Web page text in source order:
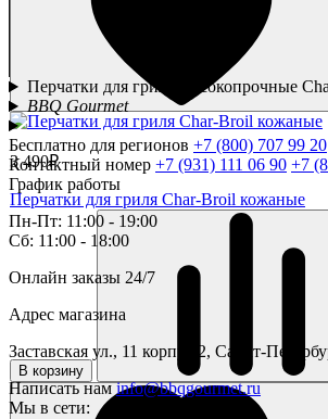
3 490₽
Перчатки для гриля Char-Broil кожаные
В корзину
Перчатки для гриля высокопрочные
BBQ Gourmet
Бесплатно для регионов +7 (800) 707 99 20
Контактный номер +7 (931) 111 06 90 +7
График работы
Пн-Пт: 11:00 - 19:00
Сб: 11:00 - 18:00
Онлайн заказы 24/7
Адрес магазина
Заставская ул., 11 корпус 2, Санкт-
Написать нам info@bbqgourmet.ru
Мы в сети: